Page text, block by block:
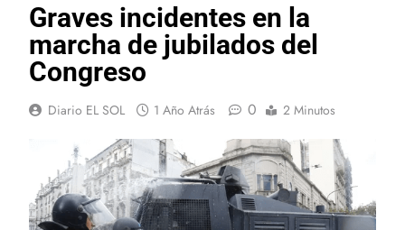
Graves incidentes en la
marcha de jubilados del
Congreso
Diario EL SOL 1 Año Atrás 0 2 Minutos